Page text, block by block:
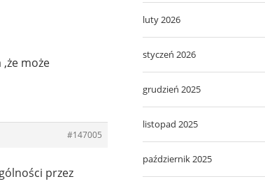
,że może
#147005
przez
luty 2026
styczeń 2026
grudzień 2025
listopad 2025
październik 2025